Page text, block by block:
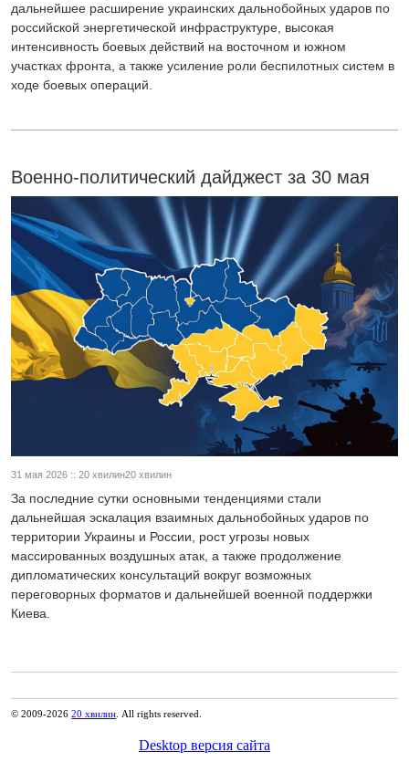
дальнейшее расширение украинских дальнобойных ударов по
российской энергетической инфраструктуре, высокая
интенсивность боевых действий на восточном и южном
участках фронта, а также усиление роли беспилотных систем в
ходе боевых операций.
Военно-политический дайджест за 30 мая
31 мая 2026 :: 20 хвилин20 хвилин
За последние сутки основными тенденциями стали
дальнейшая эскалация взаимных дальнобойных ударов по
территории Украины и России, рост угрозы новых
массированных воздушных атак, а также продолжение
дипломатических консультаций вокруг возможных
переговорных форматов и дальнейшей военной поддержки
Киева.
© 2009-202620 хвилин . All rights reserved.
Desktop версия сайта